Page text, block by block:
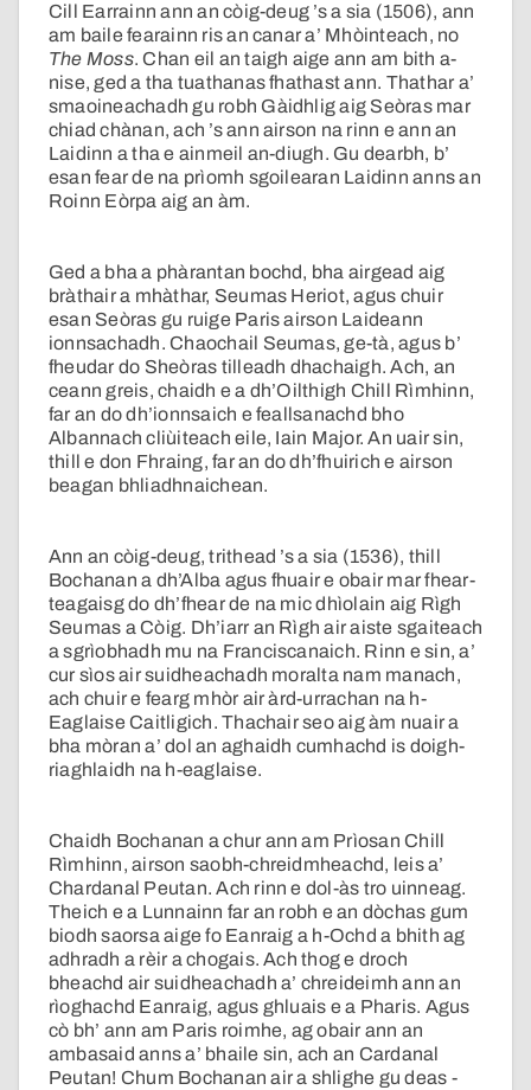
Cill Earrainn ann an còig-deug ’s a sia (1506), ann
am baile fearainn ris an canar a’ Mhòinteach, no
The Moss. Chan eil an taigh aige ann am bith a-
nise, ged a tha tuathanas fhathast ann. Thathar a’
smaoineachadh gu robh Gàidhlig aig Seòras mar
chiad chànan, ach ’s ann airson na rinn e ann an
Laidinn a tha e ainmeil an-diugh. Gu dearbh, b’
esan fear de na prìomh sgoilearan Laidinn anns an
Roinn Eòrpa aig an àm.
Ged a bha a phàrantan bochd, bha airgead aig
bràthair a mhàthar, Seumas Heriot, agus chuir
esan Seòras gu ruige Paris airson Laideann
ionnsachadh. Chaochail Seumas, ge-tà, agus b’
fheudar do Sheòras tilleadh dhachaigh. Ach, an
ceann greis, chaidh e a dh’Oilthigh Chill Rìmhinn,
far an do dh’ionnsaich e feallsanachd bho
Albannach cliùiteach eile, Iain Major. An uair sin,
thill e don Fhraing, far an do dh’fhuirich e airson
beagan bhliadhnaichean.
Ann an còig-deug, trithead ’s a sia (1536), thill
Bochanan a dh’Alba agus fhuair e obair mar fhear-
teagaisg do dh’fhear de na mic dhìolain aig Rìgh
Seumas a Còig. Dh’iarr an Rìgh air aiste sgaiteach
a sgrìobhadh mu na Franciscanaich. Rinn e sin, a’
cur sìos air suidheachadh moralta nam manach,
ach chuir e fearg mhòr air àrd-urrachan na h-
Eaglaise Caitligich. Thachair seo aig àm nuair a
bha mòran a’ dol an aghaidh cumhachd is doigh-
riaghlaidh na h-eaglaise.
Chaidh Bochanan a chur ann am Prìosan Chill
Rìmhinn, airson saobh-chreidmheachd, leis a’
Chardanal Peutan. Ach rinn e dol-às tro uinneag.
Theich e a Lunnainn far an robh e an dòchas gum
biodh saorsa aige fo Eanraig a h-Ochd a bhith ag
adhradh a rèir a chogais. Ach thog e droch
bheachd air suidheachadh a’ chreideimh ann an
rìoghachd Eanraig, agus ghluais e a Pharis. Agus
cò bh’ ann am Paris roimhe, ag obair ann an
ambasaid anns a’ bhaile sin, ach an Cardanal
Peutan! Chum Bochanan air a shlighe gu deas -